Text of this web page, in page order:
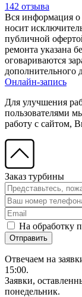
142 отзыва
Вся информация о
носит
публичной
ремонта указана
оговариваются
дополнительного
Онлайн-запись
Для улучшения
пользователями
работу с сайтом,
Заказ турбины
На обработку
Отвечаем на
15:00.
Заявки,
понедельник.